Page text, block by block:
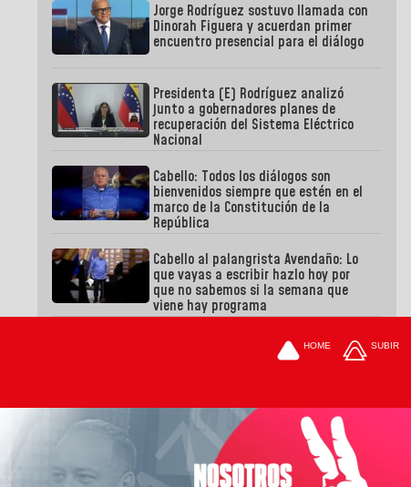
Jorge Rodríguez sostuvo llamada con
Dinorah Figuera y acuerdan primer
encuentro presencial para el diálogo
Presidenta (E) Rodríguez analizó
junto a gobernadores planes de
recuperación del Sistema Eléctrico
Nacional
Cabello: Todos los diálogos son
bienvenidos siempre que estén en el
marco de la Constitución de la
República
Cabello al palangrista Avendaño: Lo
que vayas a escribir hazlo hoy por
que no sabemos si la semana que
viene hay programa
HOME SUBIR